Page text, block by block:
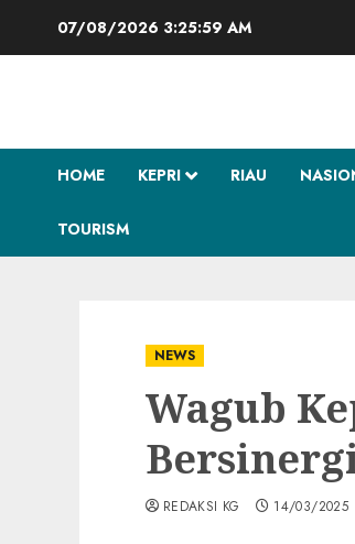
07/08/2026 3:25:59 AM
HOME KEPRI RIAU
TOURISM
NEWS
Wagub
REDAKSI KG 14/03/2025